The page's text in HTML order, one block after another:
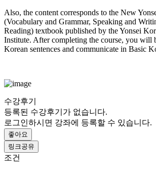
Also, the content corresponds to the New
(Vocabulary and Grammar, Speaking and
Reading) textbook published by the Yonsei
Institute. After completing the course, you will
Korean sentences and communicate in Basic
수강후기
등록된 수강후기가 없습니다.
로그인하시면 강좌에 등록할 수 있습니다.
좋아요
링크공유
조건